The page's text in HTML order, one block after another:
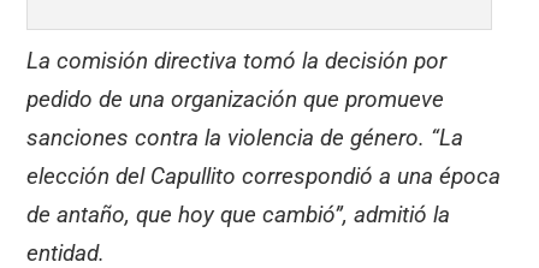
La comisión directiva tomó la decisión por
pedido de una organización que promueve
sanciones contra la violencia de género. “La
elección del Capullito correspondió a una época
de antaño, que hoy que cambió”, admitió la
entidad.